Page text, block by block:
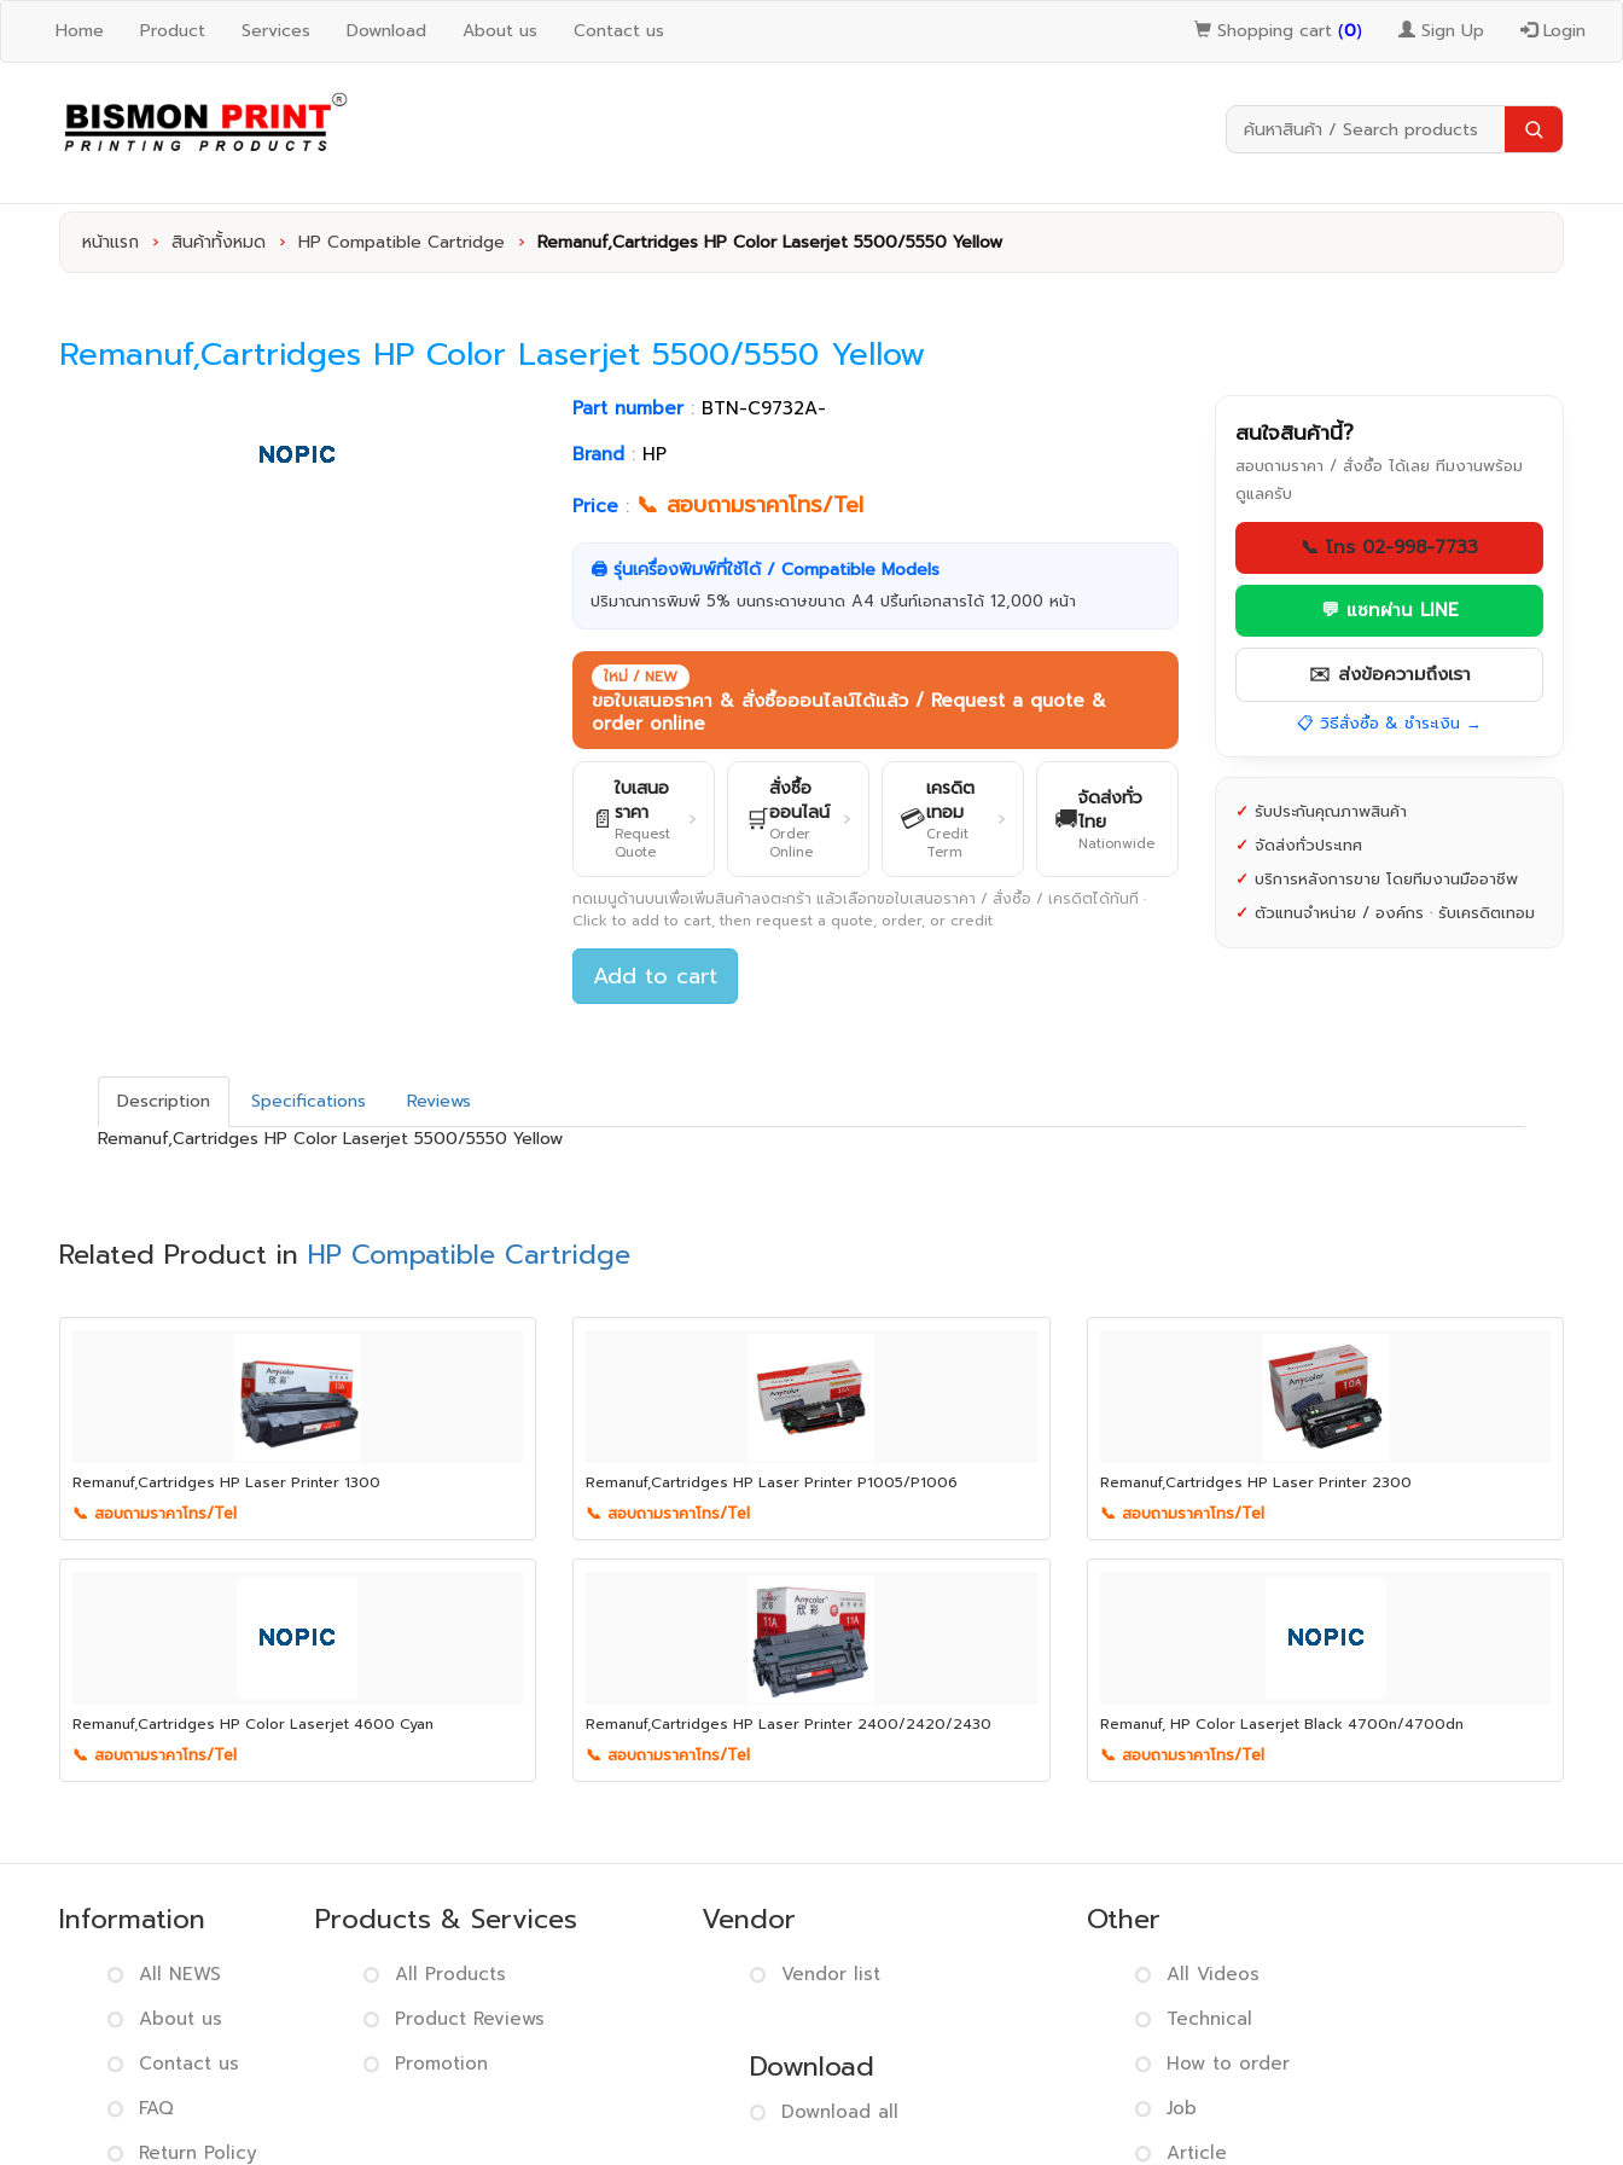
Home Product Services Download About us Contact us Shopping cart (0) Sign Up Login
หน้าแรก › สินค้าทั้งหมด › HP Compatible Cartridge › Remanuf,Cartridges HP Color Laserjet 5500/5550 Yellow
Remanuf,Cartridges HP Color Laserjet 5500/5550 Yellow
Part number: BTN-C9732A-
Brand : HP
Price : 📞 สอบถามราคาโทร/Tel
🖨️ รุ่นเครื่องพิมพ์ที่ใช้ได้ / Compatible Models
ปริมาณการพิมพ์ 5% บนกระดาษขนาด A4 ปริ้นท์เอกสารได้ 12,000 หน้า
ใหม่ / NEW
ขอใบเสนอราคา & สั่งซื้อออนไลน์ได้แล้ว / Request a quote &
order online
📄
ใบเสนอ
ราคา
Request
Quote
› 🛒
สั่งซื้อ
ออนไลน์
Order
Online
› 💳
เครดิต
เทอม
Credit
Term
› 🚚
จัดส่งทั่ว
ไทย
Nationwide
กดเมนูด้านบนเพื่อเพิ่มสินค้าลงตะกร้า แล้วเลือกขอใบเสนอราคา / สั่งซื้อ / เครดิตได้ทันที ·
Click to add to cart, then request a quote, order, or credit
Add to cart
สนใจสินค้านี้?
สอบถามราคา / สั่งซื้อ ได้เลย ทีมงานพร้อม
ดูแลครับ
📞 โทร 02-998-7733
💬 แชทผ่าน LINE
✉️ ส่งข้อความถึงเรา
📋 วิธีสั่งซื้อ & ชำระเงิน →
✓ รับประกันคุณภาพสินค้า
✓ จัดส่งทั่วประเทศ
✓ บริการหลังการขาย โดยทีมงานมืออาชีพ
✓ ตัวแทนจำหน่าย / องค์กร · รับเครดิตเทอม
Description Specifications
Reviews
Remanuf,Cartridges HP Color Laserjet 5500/5550 Yellow
Related Product in HP Compatible Cartridge
Remanuf,Cartridges HP Laser Printer 1300
📞 สอบถามราคาโทร/Tel
Remanuf,Cartridges HP Laser Printer P1005/P1006
📞 สอบถามราคาโทร/Tel
Remanuf,Cartridges HP Laser Printer 2300
📞 สอบถามราคาโทร/Tel
Remanuf,Cartridges HP Color Laserjet 4600 Cyan
📞 สอบถามราคาโทร/Tel
Remanuf,Cartridges HP Laser Printer 2400/2420/2430
📞 สอบถามราคาโทร/Tel
Remanuf, HP Color Laserjet Black 4700n/4700dn
📞 สอบถามราคาโทร/Tel
Information
All NEWS
About us
Contact us
FAQ
Return Policy
Products & Services
All Products
Product Reviews
Promotion
Vendor
Vendor list
Download
Download all
Other
All Videos
Technical
How to order
Job
Article